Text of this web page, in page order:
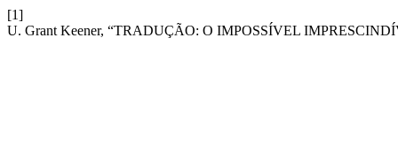
[1]
U. Grant Keener, “TRADUÇÃO: O IMPOSSÍVEL